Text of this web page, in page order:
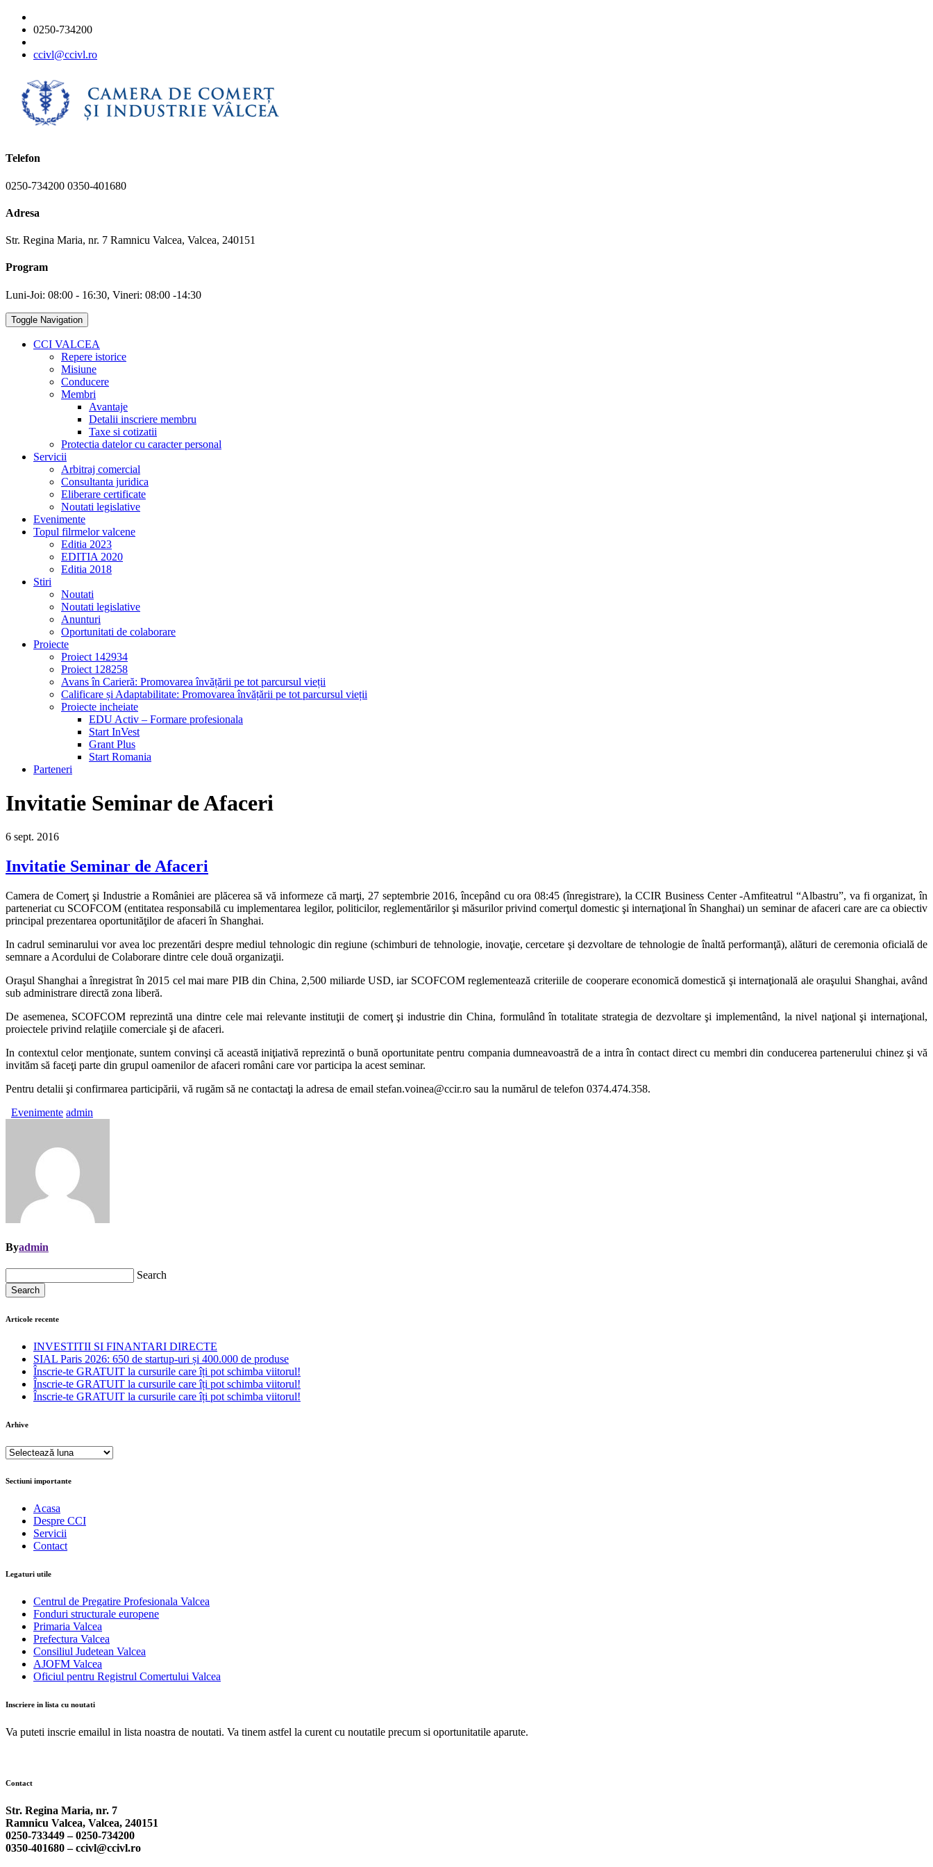
0250-734200
ccivl@ccivl.ro
Telefon
0250-734200 0350-401680
Adresa
Str. Regina Maria, nr. 7 Ramnicu Valcea, Valcea, 240151
Program
Luni-Joi: 08:00 - 16:30, Vineri: 08:00 -14:30
Toggle Navigation
CCI VALCEA
Repere istorice
Misiune
Conducere
Membri
Avantaje
Detalii inscriere membru
Taxe si cotizatii
Protectia datelor cu caracter personal
Servicii
Arbitraj comercial
Consultanta juridica
Eliberare certificate
Noutati legislative
Evenimente
Topul filrmelor valcene
Editia 2023
EDITIA 2020
Editia 2018
Stiri
Noutati
Noutati legislative
Anunturi
Oportunitati de colaborare
Proiecte
Proiect 142934
Proiect 128258
Avans în Carieră: Promovarea învățării pe tot parcursul vieții
Calificare și Adaptabilitate: Promovarea învățării pe tot parcursul vieții
Proiecte incheiate
EDU Activ – Formare profesionala
Start InVest
Grant Plus
Start Romania
Parteneri
Invitatie Seminar de Afaceri
6 sept. 2016
Invitatie Seminar de Afaceri
Camera de Comerţ şi Industrie a României are plăcerea să vă informeze că marţi, 27 septembrie 2016, începând cu ora 08:45 (înregistrare), la CCIR Business Center -Amfiteatrul “Albastru”, va fi organizat, în
parteneriat cu SCOFCOM (entitatea responsabilă cu implementarea legilor, politicilor, reglementărilor şi măsurilor privind comerţul domestic şi internaţional în Shanghai) un seminar de afaceri care are ca obiectiv
principal prezentarea oportunităţilor de afaceri în Shanghai.
In cadrul seminarului vor avea loc prezentări despre mediul tehnologic din regiune (schimburi de tehnologie, inovaţie, cercetare şi dezvoltare de tehnologie de înaltă performanţă), alături de ceremonia oficială de
semnare a Acordului de Colaborare dintre cele două organizaţii.
Oraşul Shanghai a înregistrat în 2015 cel mai mare PIB din China, 2,500 miliarde USD, iar SCOFCOM reglementează criteriile de cooperare economică domestică şi internaţională ale oraşului Shanghai, având
sub administrare directă zona liberă.
De asemenea, SCOFCOM reprezintă una dintre cele mai relevante instituţii de comerţ şi industrie din China, formulând în totalitate strategia de dezvoltare şi implementând, la nivel naţional şi internaţional,
proiectele privind relaţiile comerciale şi de afaceri.
In contextul celor menţionate, suntem convinşi că această iniţiativă reprezintă o bună oportunitate pentru compania dumneavoastră de a intra în contact direct cu membri din conducerea partenerului chinez şi vă
invităm să faceţi parte din grupul oamenilor de afaceri români care vor participa la acest seminar.
Pentru detalii şi confirmarea participării, vă rugăm să ne contactaţi la adresa de email stefan.voinea@ccir.ro sau la numărul de telefon 0374.474.358.
Evenimente admin
Byadmin
Search
Search
Articole recente
INVESTITII SI FINANTARI DIRECTE
SIAL Paris 2026: 650 de startup-uri și 400.000 de produse
Înscrie-te GRATUIT la cursurile care îți pot schimba viitorul!
Înscrie-te GRATUIT la cursurile care îți pot schimba viitorul!
Înscrie-te GRATUIT la cursurile care îți pot schimba viitorul!
Arhive
Arhive
Sectiuni importante
Acasa
Despre CCI
Servicii
Contact
Legaturi utile
Centrul de Pregatire Profesionala Valcea
Fonduri structurale europene
Primaria Valcea
Prefectura Valcea
Consiliul Judetean Valcea
AJOFM Valcea
Oficiul pentru Registrul Comertului Valcea
Inscriere in lista cu noutati
Va puteti inscrie emailul in lista noastra de noutati. Va tinem astfel la curent cu noutatile precum si oportunitatile aparute.
Contact
Str. Regina Maria, nr. 7
Ramnicu Valcea, Valcea, 240151
0250-733449 –0250-734200
0350-401680 –ccivl@ccivl.ro